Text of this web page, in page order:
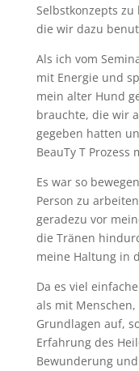
Selbstkonzepts
die wir dazu
Als ich vom
mit Energie und
mein alter Hund
brauchte, die wir
gegeben hatten
BeauTy T
Es war so
Person zu
geradezu vor
die Tränen
meine Haltung in
Da es viel
als mit
Grundlagen auf,
Erfahrung des
Bewunderung